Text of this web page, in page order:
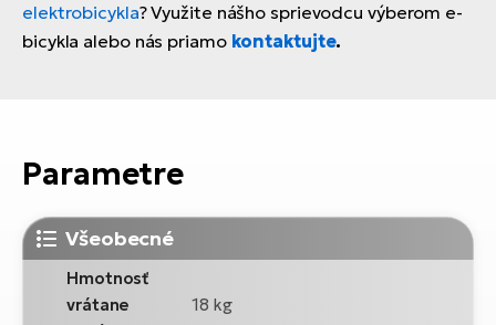
elektrobicykla? Využite nášho sprievodcu výberom e-
bicykla alebo nás priamo kontaktujte.
Parametre
Všeobecné
Hmotnosť
vrátane
18 kg